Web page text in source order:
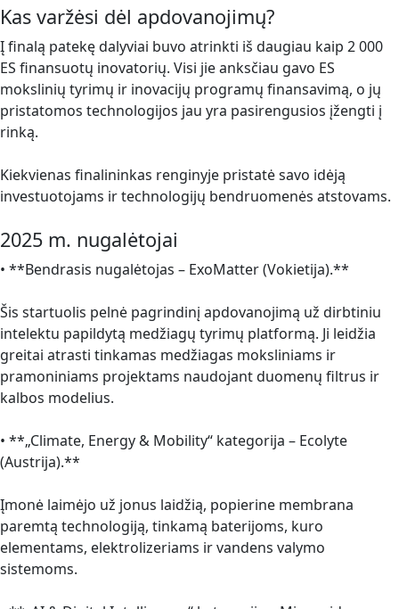
Kas varžėsi dėl apdovanojimų?
Į finalą patekę dalyviai buvo atrinkti iš daugiau kaip 2 000
ES finansuotų inovatorių. Visi jie anksčiau gavo ES
mokslinių tyrimų ir inovacijų programų finansavimą, o jų
pristatomos technologijos jau yra pasirengusios įžengti į
rinką.
Kiekvienas finalininkas renginyje pristatė savo idėją
investuotojams ir technologijų bendruomenės atstovams.
2025 m. nugalėtojai
• **Bendrasis nugalėtojas – ExoMatter (Vokietija).**
Šis startuolis pelnė pagrindinį apdovanojimą už dirbtiniu
intelektu papildytą medžiagų tyrimų platformą. Ji leidžia
greitai atrasti tinkamas medžiagas moksliniams ir
pramoniniams projektams naudojant duomenų filtrus ir
kalbos modelius.
• **„Climate, Energy & Mobility“ kategorija – Ecolyte
(Austrija).**
Įmonė laimėjo už jonus laidžią, popierine membrana
paremtą technologiją, tinkamą baterijoms, kuro
elementams, elektrolizeriams ir vandens valymo
sistemoms.